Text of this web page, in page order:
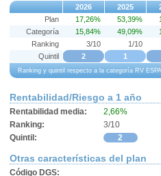
2026 2025
Ranking y quintil respecto a la categoría RV
Plan 17,26% 53,39%
Categoría
15,84% 49,09%
Ranking
3/10 1/10
Quintil
2 1
Rentabilidad/Riesgo a 1 año
Rentabilidad media:
2,66%
Ranking:
3/10
Quintil:
2
Otras características del plan
Código DGS: